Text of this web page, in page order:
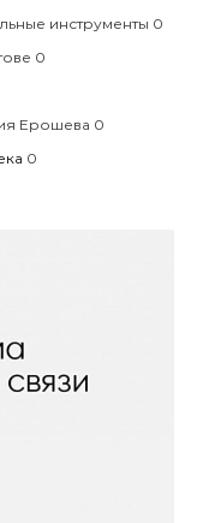
инструменты 0
0
Ерошева 0
0